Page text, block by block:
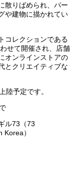
散りばめられ、パー
や建物に描かれてい
コレクションである
せて開催され、店舗
オンラインストアの
とクリエイティブな
陸予定です。
ル73（73
）